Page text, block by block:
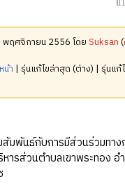
พฤศจิกายน 2556 โดยSuksan (
า | รุ่นแก้ไขล่าสุด (ต่าง) | รุ่นแ
มพันธ์กับการมีส่วนร่วมทาง
ารส่วนตำบลเขาพระทอง อ